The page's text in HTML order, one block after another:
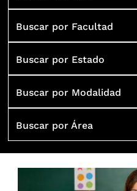
Buscar por Facultad
Buscar por Estado
Buscar por Modalidad
Buscar por Área